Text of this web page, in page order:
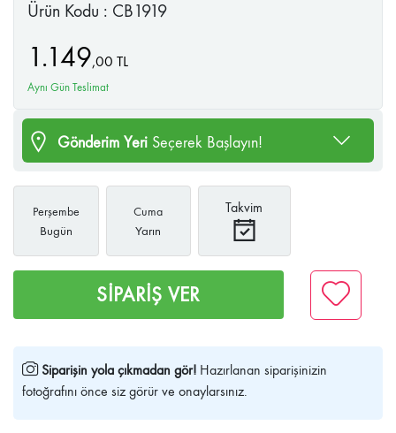
Ürün Kodu : CB1919
1.149,00 TL
Aynı Gün Teslimat
Gönderim Yeri Seçerek Başlayın!
Perşembe
Bugün
Cuma
Yarın
Takvim
SİPARİŞ VER
Siparişin yola çıkmadan gör! Hazırlanan siparişinizin
fotoğrafını önce siz görür ve onaylarsınız.